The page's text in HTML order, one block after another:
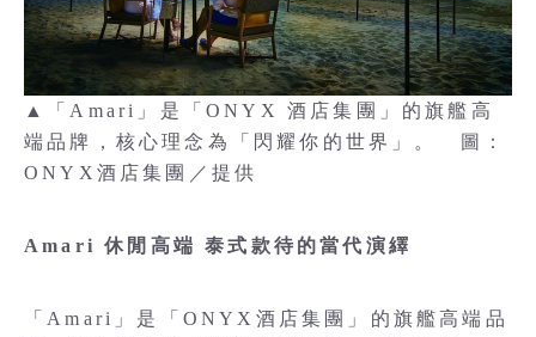
▲「Amari」是「ONYX 酒店集團」的旗艦高
端品牌，核心理念為「閃耀你的世界」。 圖：
ONYX酒店集團／提供
Amari 休閒高端 泰式款待的當代演繹
「Amari」是「ONYX酒店集團」的旗艦高端品